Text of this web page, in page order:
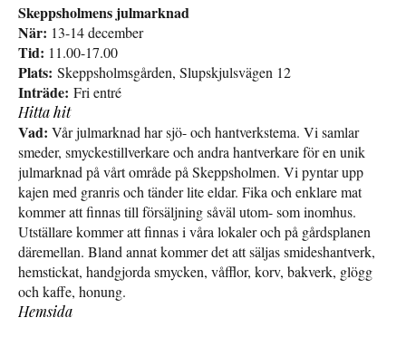
Skeppsholmens julmarknad
När: 13-14 december
Tid: 11.00-17.00
Plats: Skeppsholmsgården, Slupskjulsvägen 12
Inträde: Fri entré
Hitta hit
Vad: Vår julmarknad har sjö- och hantverkstema. Vi samlar
smeder, smyckestillverkare och andra hantverkare för en unik
julmarknad på vårt område på Skeppsholmen. Vi pyntar upp
kajen med granris och tänder lite eldar. Fika och enklare mat
kommer att finnas till försäljning såväl utom- som inomhus.
Utställare kommer att finnas i våra lokaler och på gårdsplanen
däremellan. Bland annat kommer det att säljas smideshantverk,
hemstickat, handgjorda smycken, våfflor, korv, bakverk, glögg
och kaffe, honung.
Hemsida